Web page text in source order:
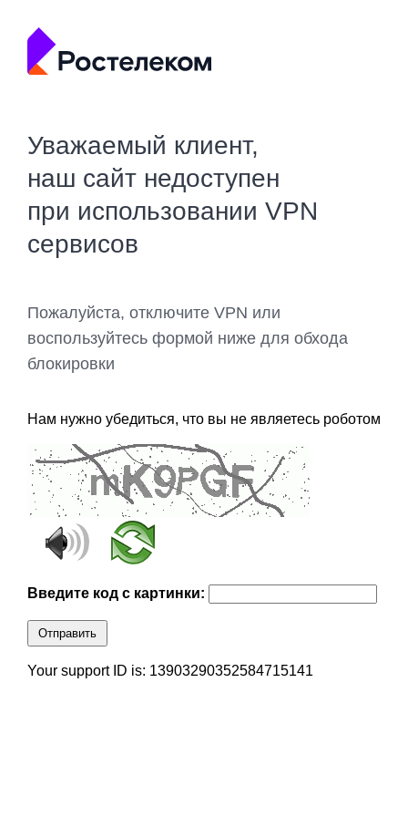
Уважаемый клиент,
наш сайт недоступен
при использовании VPN
сервисов
Пожалуйста, отключите VPN или
воспользуйтесь формой ниже для обхода
блокировки
Нам нужно убедиться, что вы не являетесь роботом
Введите код с картинки:
Отправить
Your support ID is: 13903290352584715141